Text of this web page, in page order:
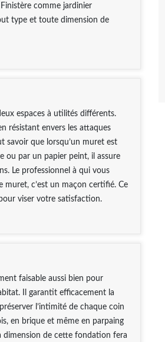
comme jardinier
type et toute dimension de
espaces à utilités différents.
résistant envers les attaques
savoir que lorsqu’un muret est
ou par un papier peint, il assure
Le professionnel à qui vous
muret, c’est un maçon certifié. Ce
viser votre satisfaction.
faisable aussi bien pour
Il garantit efficacement la
l’intimité de chaque coin
en brique et même en parpaing
dimension de cette fondation fera